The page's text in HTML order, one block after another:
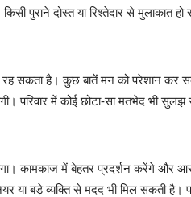
पुराने दोस्त या रिश्तेदार से मुलाकात
रह सकता है। कुछ बातें मन को परेशान कर
परिवार में कोई छोटा-सा मतभेद भी
कामकाज में बेहतर प्रदर्शन करेंगे और
या बड़े व्यक्ति से मदद भी मिल सकती है।